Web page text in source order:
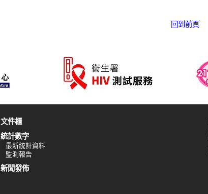
回到前頁
文件櫃
統計數字
最新統計資料
監測報告
新聞發佈